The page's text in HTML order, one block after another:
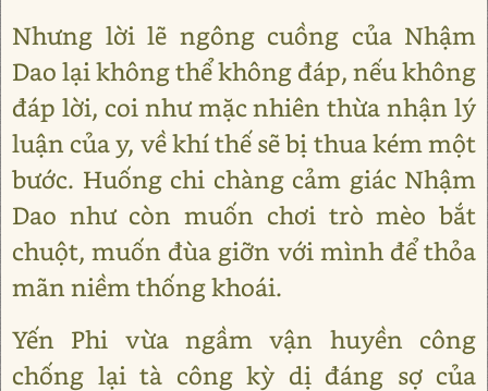
Nhưng lời lẽ ngông cuồng của Nhậm
Dao lại không thể không đáp, nếu không
đáp lời, coi như mặc nhiên thừa nhận lý
luận của y, về khí thế sẽ bị thua kém một
bước. Huống chi chàng cảm giác Nhậm
Dao như còn muốn chơi trò mèo bắt
chuột, muốn đùa giỡn với mình để thỏa
mãn niềm thống khoái.
Yến Phi vừa ngầm vận huyền công
chống lại tà công kỳ dị đáng sợ của